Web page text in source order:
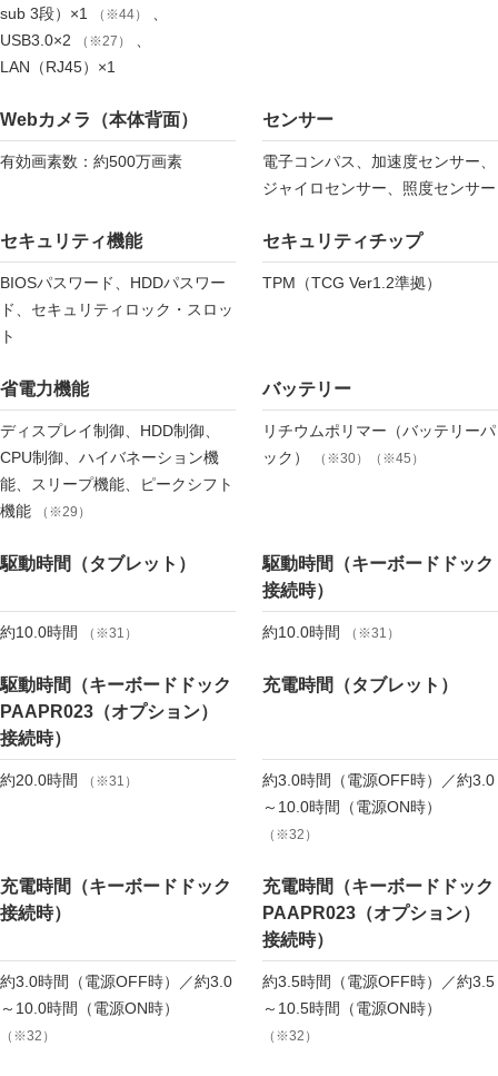
sub 3段）×1 （※44）
USB3.0×2
（※27）
LAN（RJ45）×1
Webカメラ（本体背面）
有効画素数：約500万画素
センサー
電子コンパス、加速度センサー、
ジャイロセンサー、照度センサー
セキュリティ機能
BIOSパスワード、HDDパスワー
ド、セキュリティロック・スロッ
ト
セキュリティチップ
TPM（TCG Ver1.2準拠）
省電力機能
ディスプレイ制御、HDD制御、
CPU制御、ハイバネーション機
能、スリープ機能、ピークシフト
機能
（※29）
バッテリー
リチウムポリマー（バッテリーパ
ック）
（※30）（※45）
駆動時間（タブレット）
約10.0時間 （※31）
駆動時間（キーボードドック
接続時）
約10.0時間 （※31）
駆動時間（キーボードドック
PAAPR023（オプション）
接続時）
約20.0時間 （※31）
充電時間（タブレット）
約3.0時間（電源OFF時）／約3.0
～10.0時間（電源ON時）
（※32）
充電時間（キーボードドック
接続時）
約3.0時間（電源OFF時）／約3.0
～10.0時間（電源ON時）
（※32）
充電時間（キーボードドック
PAAPR023（オプション）
接続時）
約3.5時間（電源OFF時）／約3.5
～10.5時間（電源ON時）
（※32）